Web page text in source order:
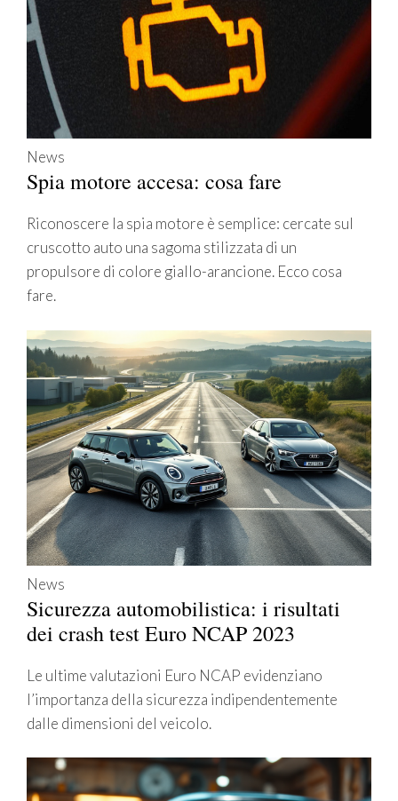
News
Spia motore accesa: cosa fare
Riconoscere la spia motore è semplice: cercate sul
cruscotto auto una sagoma stilizzata di un
propulsore di colore giallo-arancione. Ecco cosa
fare.
News
Sicurezza automobilistica: i risultati
dei crash test Euro NCAP 2023
Le ultime valutazioni Euro NCAP evidenziano
l’importanza della sicurezza indipendentemente
dalle dimensioni del veicolo.